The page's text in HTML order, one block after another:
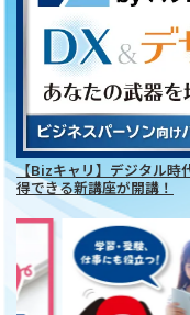
【Bizキャリ】デジタル時
得できる新講座が開講！